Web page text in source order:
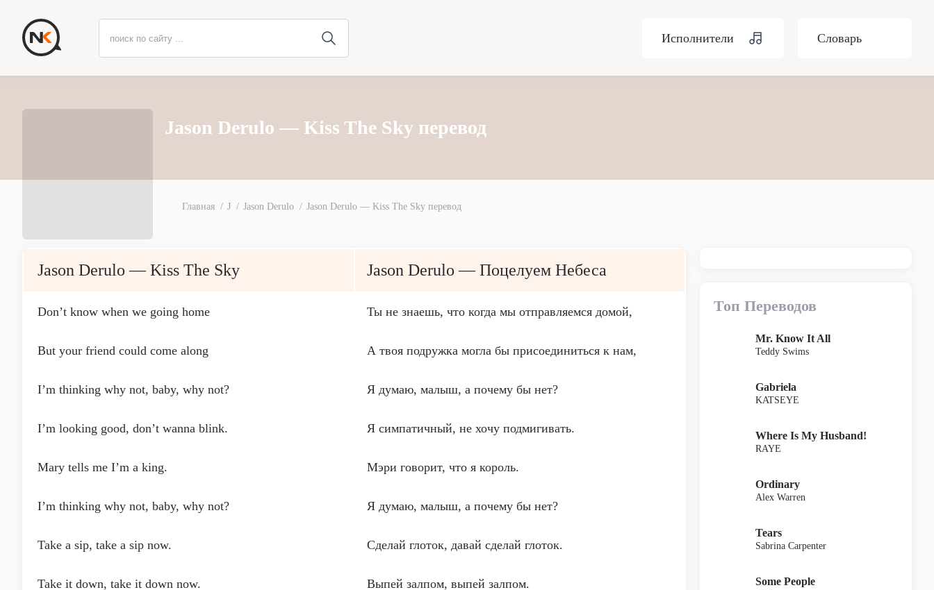
Исполнители Словарь
Jason Derulo — Kiss The Sky перевод
Главная J Jason Derulo Jason Derulo — Kiss The Sky перевод
Jason Derulo — Kiss The Sky Jason Derulo — Поцелуем Небеса
Don’t know when we going home Ты не знаешь, что когда мы отправляемся домой,
But your friend could come along А твоя подружка могла бы присоединиться к нам,
I’m thinking why not, baby, why not? Я думаю, малыш, а почему бы нет?
I’m looking good, don’t wanna blink. Я симпатичный, не хочу подмигивать.
Mary tells me I’m a king. Мэри говорит, что я король.
I’m thinking why not, baby, why not? Я думаю, малыш, а почему бы нет?
Take a sip, take a sip now. Сделай глоток, давай сделай глоток.
Take it down, take it down now. Выпей залпом, выпей залпом.
Топ Переводов
Mr. Know It All
Teddy Swims
Gabriela
KATSEYE
Where Is My Husband!
RAYE
Ordinary
Alex Warren
Tears
Sabrina Carpenter
Some People